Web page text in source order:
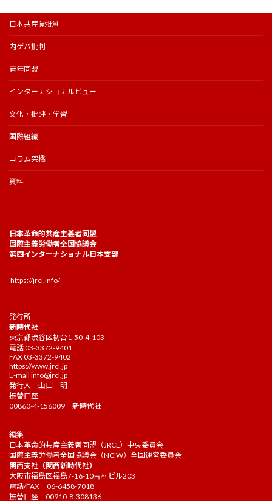
日本共産党批判
内ゲバ批判
青年同盟
インターナショナルビュー
文化・批評・学習
国際組織
コラム架橋
資料
日本革命的共産主義者同盟
国際主義労働者全国協議会
第四インターナショナル日本支部
https://jrcl.info/
発行所
新時代社
東京都渋谷区初台1-50-4-103
電話 03-3372-9401
FAX 03-3372-9402
https://www.jrcl.jp
E-mail info@jrcl.jp
発行人 山口 明
振替口座
00860-4-156009 新時代社
編集
日本革命的共産主義者同盟（JRCL）中央委員会
国際主義労働者全国協議会（NCIW）全国運営委員会
関西支社（関西新時代社）
大阪市福島区福島7-16-10吉村ビル203
電話/FAX 06-6458-7018
振替口座 00910-8-308136